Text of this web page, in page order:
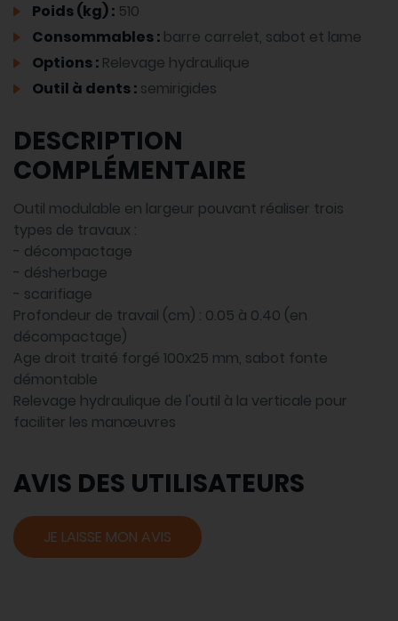
Poids (kg) : 510
Consommables : barre carrelet, sabot et lame
Options : Relevage hydraulique
Outil à dents : semirigides
DESCRIPTION
COMPLÉMENTAIRE
Outil modulable en largeur pouvant réaliser trois
types de travaux :
- décompactage
- désherbage
- scarifiage
Profondeur de travail (cm) : 0.05 à 0.40 (en
décompactage)
Age droit traité forgé 100x25 mm, sabot fonte
démontable
Relevage hydraulique de l'outil à la verticale pour
faciliter les manœuvres
AVIS DES UTILISATEURS
JE LAISSE MON AVIS